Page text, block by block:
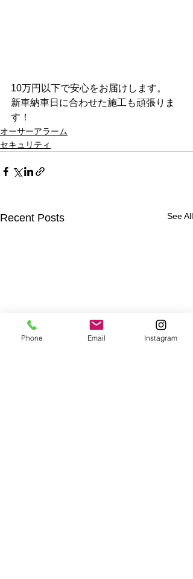
10万円以下で安心をお届けします。
新車納車日に合わせた施工も頑張りま
す！
オーサーアラーム
セキュリティ
Recent Posts See All
Phone Email Instagram